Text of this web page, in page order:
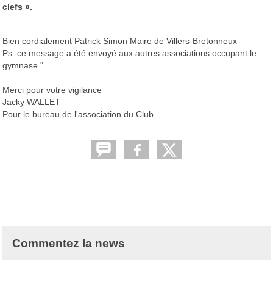
clefs ».
Bien cordialement Patrick Simon Maire de Villers-Bretonneux
Ps: ce message a été envoyé aux autres associations occupant le
gymnase "
Merci pour votre vigilance
Jacky WALLET
Pour le bureau de l'association du Club.
Commentez la news